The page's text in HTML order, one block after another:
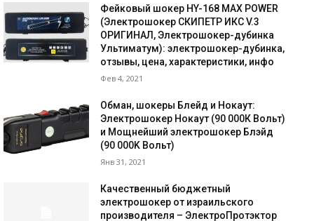
Фейковый шокер HY-168 MAX POWER
(Электрошокер СКИПЕТР ИКС V.3
ОРИГИНАЛ, Электрошокер-дубинка
Ультиматум): электрошокер-дубинка,
отзывы, цена, характеристики, инфо
Фев 4, 2021
Обман, шокеры Блейд и Нокаут:
Электрошокер Нокаут (90 000К Вольт)
и Мощнейший электрошокер Блэйд
(90 000K Вольт)
Янв 31, 2021
Качественный бюджетный
электрошокер от израильского
производителя – ЭлектроПротэктор